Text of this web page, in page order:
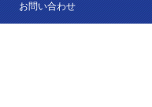
お問い合わせ